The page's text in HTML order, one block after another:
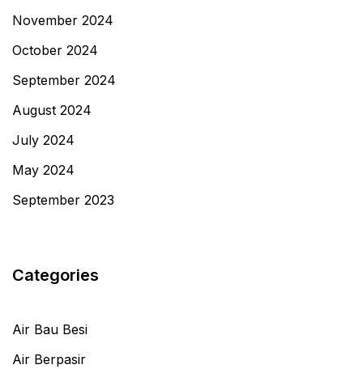
November 2024
October 2024
September 2024
August 2024
July 2024
May 2024
September 2023
Categories
Air Bau Besi
Air Berpasir